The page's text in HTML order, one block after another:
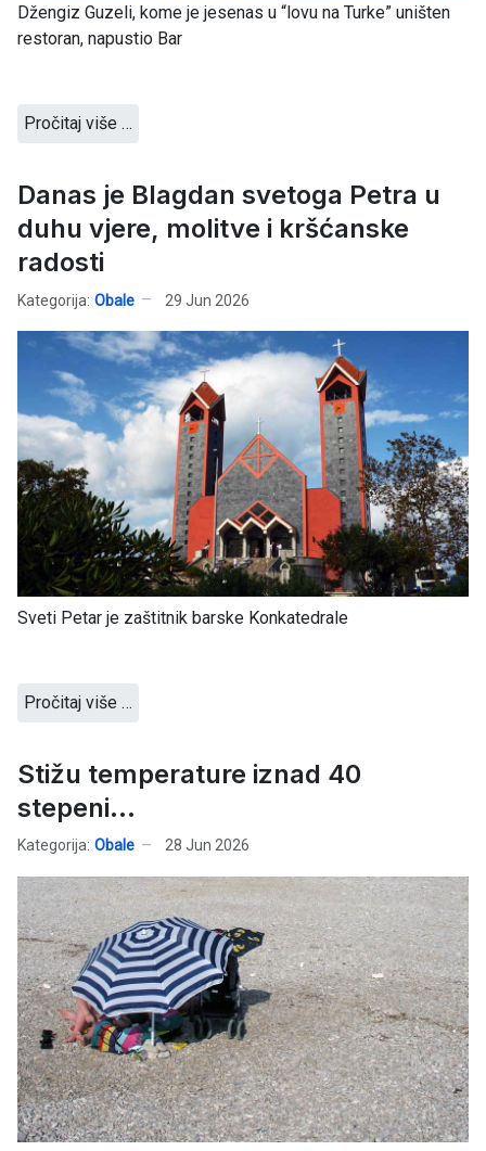
Džengiz Guzeli, kome je jesenas u “lovu na Turke” uništen
restoran, napustio Bar
Pročitaj više …
Danas je Blagdan svetoga Petra u
duhu vjere, molitve i kršćanske
radosti
Kategorija: Obale 29 Jun 2026
Sveti Petar je zaštitnik barske Konkatedrale
Pročitaj više …
Stižu temperature iznad 40
stepeni...
Kategorija: Obale 28 Jun 2026